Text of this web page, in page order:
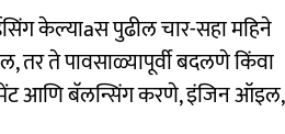
केल्याaस पुढील चार-सहा महिने
तर ते पावसाळ्यापूर्वी बदलणे किंवा
आणि बॅलन्सिंग करणे, इंजिन ऑइल,